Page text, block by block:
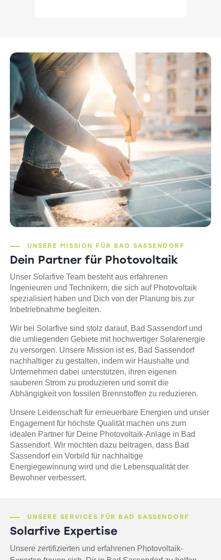
UNSERE MISSION FÜR BAD SASSENDORF
Dein Partner für Photovoltaik
Unser Solarfive Team besteht aus erfahrenen
Ingenieuren und Technikern, die sich auf Photovoltaik
spezialisiert haben und Dich von der Planung bis zur
Inbetriebnahme begleiten.
Wir bei Solarfive sind stolz darauf, Bad Sassendorf und
die umliegenden Gebiete mit hochwertiger Solarenergie
zu versorgen. Unsere Mission ist es, Bad Sassendorf
nachhaltiger zu gestalten, indem wir Haushalte und
Unternehmen dabei unterstützen, ihren eigenen
sauberen Strom zu produzieren und somit die
Abhängigkeit von fossilen Brennstoffen zu reduzieren.
Unsere Leidenschaft für erneuerbare Energien und unser
Engagement für höchste Qualität machen uns zum
idealen Partner für Deine Photovoltaik-Anlage in Bad
Sassendorf. Wir möchten dazu beitragen, dass Bad
Sassendorf ein Vorbild für nachhaltige
Energiegewinnung wird und die Lebensqualität der
Bewohner verbessert.
UNSERE SERVICES FÜR BAD SASSENDORF
Solarfive Expertise
Unsere zertifizierten und erfahrenen Photovoltaik-